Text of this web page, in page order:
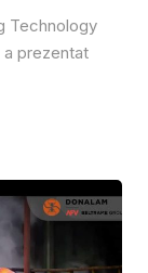
Technology
a prezentat